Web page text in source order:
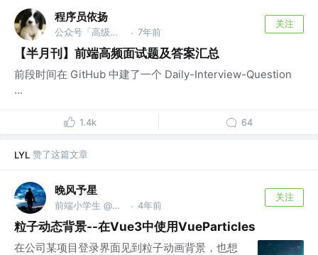
程序员依扬
公众号「高级前端进阶」 @蚂蚁 · 7年前
关注
【半月刊】前端高频面试题及答案汇总
前段时间在 GitHub 中建了一个 Daily-Interview-Question
...
1.4k 64
LYL 赞了这篇文章
晚风予星
前端小学生 @前途无限 · 4年前
关注
粒子动态背景--在Vue3中使用VueParticles
在公司某项目登录界面见到粒子动画背景，也想